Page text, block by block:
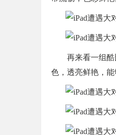
再来看一组
色，透亮鲜艳，